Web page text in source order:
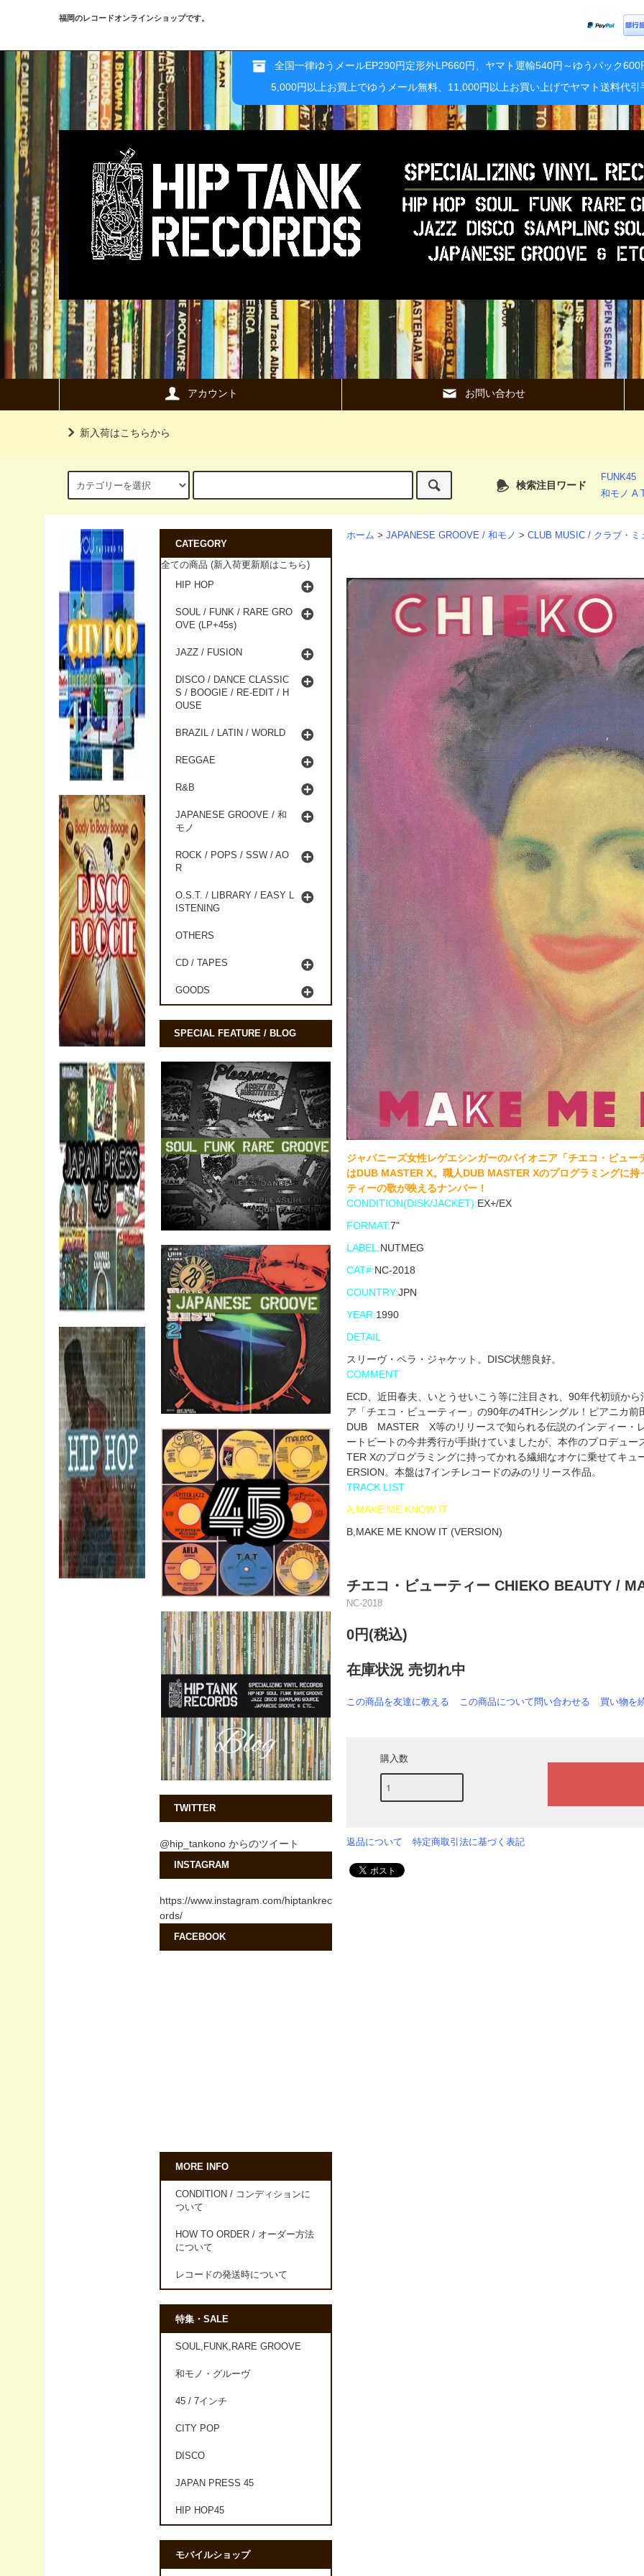
福岡のレコードオンラインショップです。
全国一律ゆうメールEP290円定形外LP660円、ヤマト運輸540円～ゆうパック600
5,000円以上お買上でゆうメール無料、11,000円以上お買い上げでヤマト送料代引
アカウント お問い合わせ
新入荷はこちらから
検索注目ワード
FUNK45
和モノ A
ホーム > JAPANESE GROOVE / 和モノ > CLUB MUSIC / クラブ・ミ
ジャパニーズ女性レゲエシンガーのパイオニア「チエコ・ビュ
はDUB MASTER X。職人DUB MASTER Xのプログラミングに
ティーの歌が映えるナンバー！
CONDITION(DISK/JACKET):EX+/EX
FORMAT:7"
LABEL:NUTMEG
CAT#:NC-2018
COUNTRY:JPN
YEAR:1990
DETAIL
スリーヴ・ペラ・ジャケット。DISC状態良好。
COMMENT
ECD、近田春夫、いとうせいこう等に注目され、90年代初頭か
ア「チエコ・ビューティー」の90年の4THシングル！ピアニカ
DUB MASTER X等のリリースで知られる伝説のインディー・
ートビートの今井秀行が手掛けていましたが、本作のプロデュ
TER Xのプログラミングに持ってかれる繊細なオケに乗せてキ
ERSION。本盤は7インチレコードのみのリリース作品。
TRACK LIST
A,MAKE ME KNOW IT
B,MAKE ME KNOW IT (VERSION)
チエコ・ビューティー CHIEKO BEAUTY /
NC-2018
0円(税込)
在庫状況 売切れ中
この商品を友達に教える この商品について問い合わせる 買い物を
購入数
返品について 特定商取引法に基づく表記
CATEGORY
全ての商品 (新入荷更新順はこちら)
HIP HOP
SOUL / FUNK / RARE GRO
OVE (LP+45s)
JAZZ / FUSION
DISCO / DANCE CLASSIC
S / BOOGIE / RE-EDIT / H
OUSE
BRAZIL / LATIN / WORLD
REGGAE
R&B
JAPANESE GROOVE / 和
モノ
ROCK / POPS / SSW / AO
R
O.S.T. / LIBRARY / EASY L
ISTENING
OTHERS
CD / TAPES
GOODS
SPECIAL FEATURE / BLOG
TWITTER
@hip_tankono からのツイート
INSTAGRAM
https://www.instagram.com/hiptankrec
ords/
FACEBOOK
MORE INFO
CONDITION / コンディションに
ついて
HOW TO ORDER / オーダー方法
について
レコードの発送時について
特集・SALE
SOUL,FUNK,RARE GROOVE
和モノ・グルーヴ
45 / 7インチ
CITY POP
DISCO
JAPAN PRESS 45
HIP HOP45
モバイルショップ